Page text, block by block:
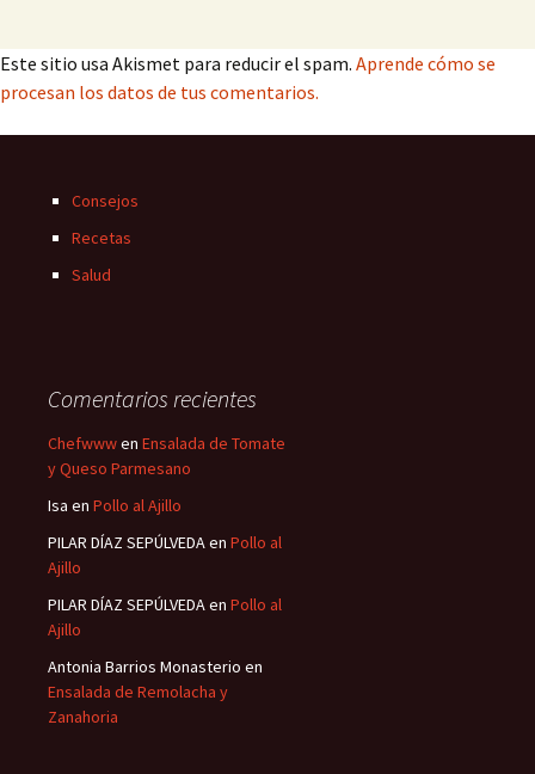
Este sitio usa Akismet para reducir el spam. Aprende cómo se
procesan los datos de tus comentarios.
Consejos
Recetas
Salud
Comentarios recientes
Chefwwwen Ensalada de Tomate
y Queso Parmesano
Isa en Pollo al Ajillo
PILAR DÍAZ SEPÚLVEDAen Pollo al
Ajillo
PILAR DÍAZ SEPÚLVEDAen Pollo al
Ajillo
Antonia Barrios Monasterio en
Ensalada de Remolacha y
Zanahoria